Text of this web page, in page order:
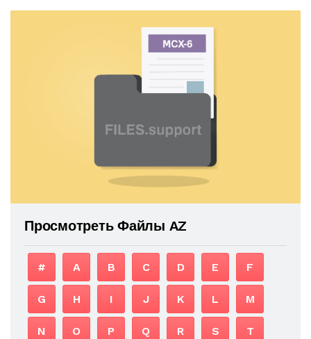
Просмотреть Файлы AZ
# A B C D E F
G H I J K L M
N O P Q R S T